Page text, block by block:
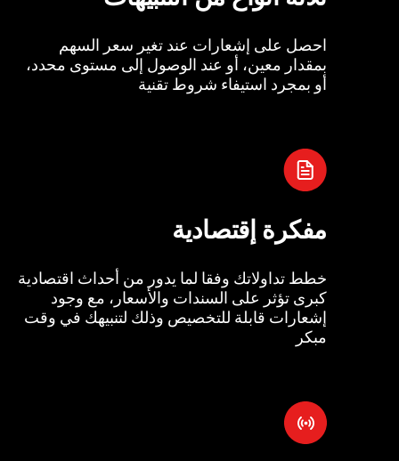
احصل على إشعارات عند تغير سعر السهم
بمقدار معين، أو عند الوصول إلى مستوى محدد،
أو بمجرد استيفاء شروط تقنية
مفكرة إقتصادية
خطط تداولاتك وفقا لما يدور من أحداث اقتصادية
كبرى تؤثر على السندات والأسعار، مع وجود
إشعارات قابلة للتخصيص وذلك لتنبيهك في وقت
مبكر